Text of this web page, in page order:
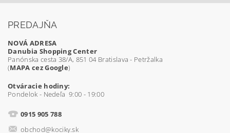
PREDAJŇA
NOVÁ ADRESA
Danubia Shopping Center
Panónska cesta 38/A, 851 04 Bratislava - Petržalka
(MAPA cez Google)
Otváracie hodiny:
Pondelok - Nedeľa 9:00 - 19:00
0915 905 788
obchod@kociky.sk